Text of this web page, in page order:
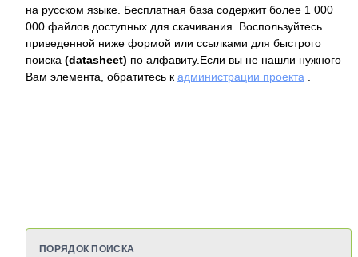
на русском языке. Бесплатная база содержит более 1 000
000 файлов доступных для скачивания. Воспользуйтесь
приведенной ниже формой или ссылками для быстрого
поиска (datasheet) по алфавиту.Если вы не нашли нужного
Вам элемента, обратитесь к администрации проекта
ПОРЯДОК ПОИСКА